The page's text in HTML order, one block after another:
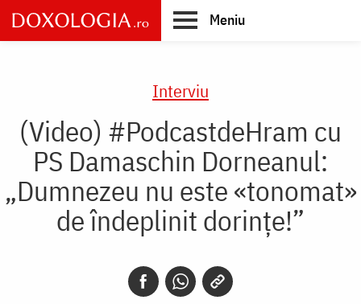
Skip
to
main
Meniu
Interviu
(Video) #PodcastdeHram cu
PS Damaschin Dorneanul:
„Dumnezeu nu este «tonomat»
de îndeplinit dorințe!”